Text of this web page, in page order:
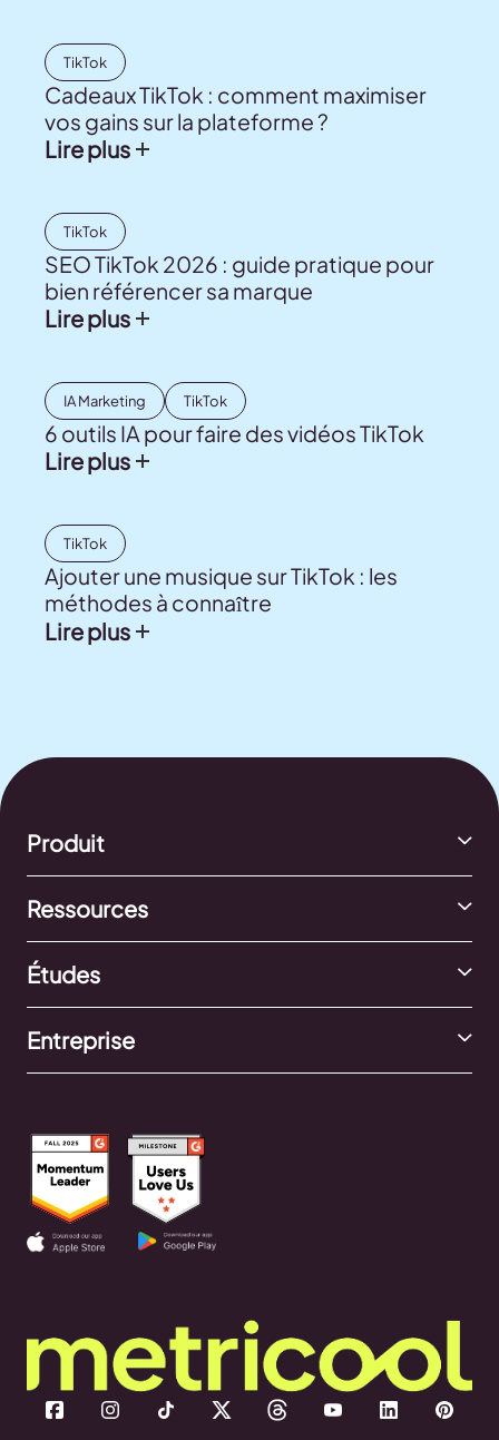
TikTok
Cadeaux TikTok : comment maximiser
vos gains sur la plateforme ?
Lire plus
TikTok
SEO TikTok 2026 : guide pratique pour
bien référencer sa marque
Lire plus
IA Marketing TikTok
6 outils IA pour faire des vidéos TikTok
Lire plus
TikTok
Ajouter une musique sur TikTok : les
méthodes à connaître
Lire plus
Produit
Ressources
Études
Entreprise